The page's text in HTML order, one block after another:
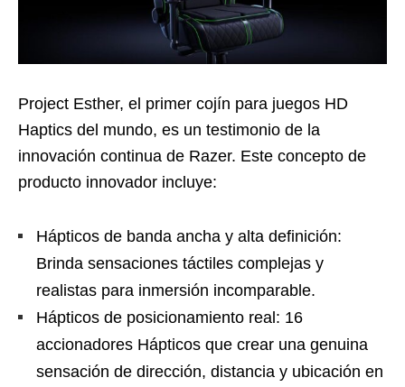
Project Esther, el primer cojín para juegos HD
Haptics del mundo, es un testimonio de la
innovación continua de Razer. Este concepto de
producto innovador incluye:
Hápticos de banda ancha y alta definición:
Brinda sensaciones táctiles complejas y
realistas para inmersión incomparable.
Hápticos de posicionamiento real: 16
accionadores Hápticos que crear una genuina
sensación de dirección, distancia y ubicación en